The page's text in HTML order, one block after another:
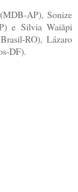
AP), Sonize
e Silvia Waiãpi
RO), Lázaro
DF).